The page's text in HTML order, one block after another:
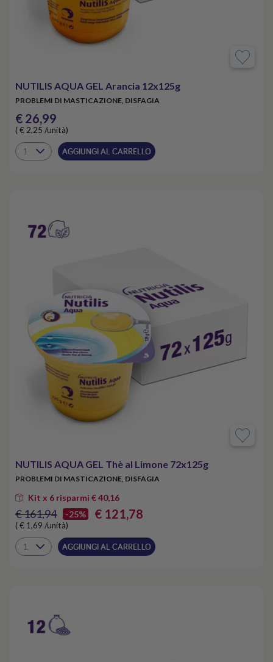
NUTILIS AQUA GEL Arancia 12x125g
PROBLEMI DI MASTICAZIONE, DISFAGIA
€ 26,99
( € 2,25 /unità)
AGGIUNGI AL CARRELLO
NUTILIS AQUA GEL Thè al Limone 72x125g
PROBLEMI DI MASTICAZIONE, DISFAGIA
Kit x 6 risparmi € 40,16
€ 161,94 -25% € 121,78
( € 1,69 /unità)
AGGIUNGI AL CARRELLO